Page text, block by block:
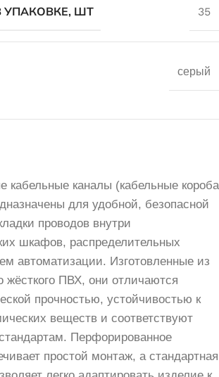
УПАКОВКЕ, ШТ 35
серый
кабельные каналы (кабельные короба
для удобной, безопасной
проводов внутри
шкафов, распределительных
автоматизации. Изготовленные из
жёсткого ПВХ, они отличаются
прочностью, устойчивостью к
веществ и соответствуют
Перфорированное
простой монтаж, а стандартная